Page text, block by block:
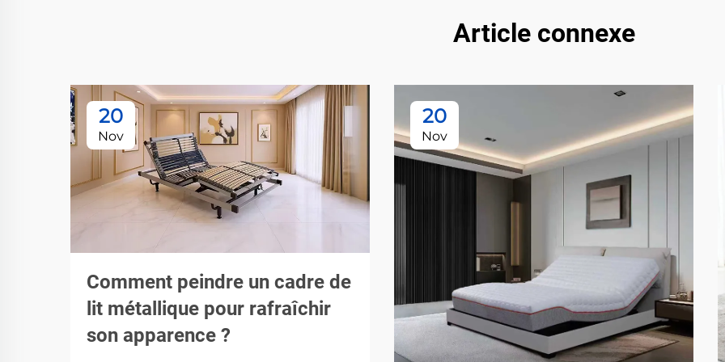
Article connexe
20
Nov
Comment peindre un cadre de
lit métallique pour rafraîchir
son apparence ?
20
Nov